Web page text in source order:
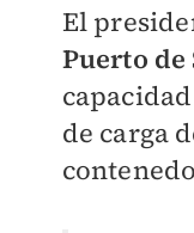
El
Puerto de
de carga